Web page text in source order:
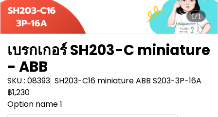
1/1
เบรกเกอร์ SH203-C miniature
- ABB
SKU : 08393 SH203-C16 miniature ABB S203-3P-16A
฿1,230
Option name 1